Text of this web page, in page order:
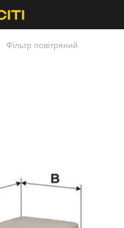
Фільтр повітряний